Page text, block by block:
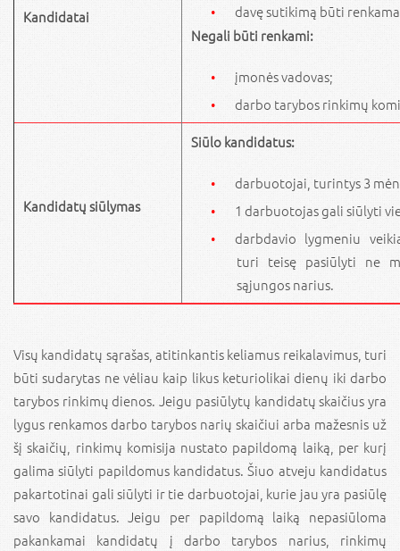
Kandidatai
davę sutikimą būti
Negali būti renkami:
įmonės vadovas;
darbo tarybos rinkimų
Kandidatų siūlymas
Siūlo kandidatus:
darbuotojai, turintys 3
1 darbuotojas gali siūlyti
darbdavio lygmeniu
turi teisę pasiūlyti ne
sąjungos narius.
Visų kandidatų sąrašas, atitinkantis keliamus reikalavimus, turi
būti sudarytas ne vėliau kaip likus keturiolikai dienų iki darbo
tarybos rinkimų dienos. Jeigu pasiūlytų kandidatų skaičius yra
lygus renkamos darbo tarybos narių skaičiui arba mažesnis už
šį skaičių, rinkimų komisija nustato papildomą laiką, per kurį
galima siūlyti papildomus kandidatus. Šiuo atveju kandidatus
pakartotinai gali siūlyti ir tie darbuotojai, kurie jau yra pasiūlę
savo kandidatus. Jeigu per papildomą laiką nepasiūloma
pakankamai kandidatų į darbo tarybos narius, rinkimų